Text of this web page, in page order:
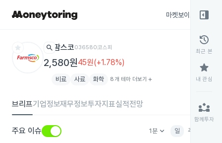
마켓보이스
star search 팜스코036580코스피
2,580원45원(+1.78%)
비료 사료 화학 8개 테마 더보기 add
브리프기업정보재무정보투자지표실적전망
주요 이슈 1분keyboard_arrow_down 일 주
right_panel_open
history
최근 본
star
내 관심
partner_exchange
함께투자